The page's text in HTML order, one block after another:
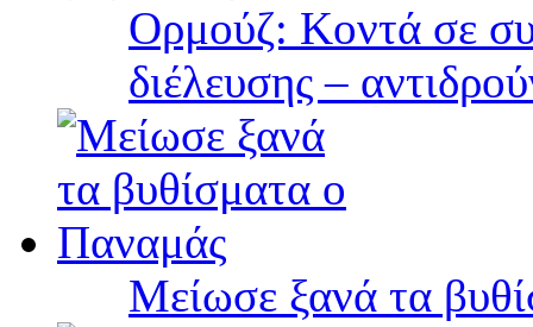
Ορμούζ: Κοντά σε
διέλευσης –
Μείωσε ξανά τα